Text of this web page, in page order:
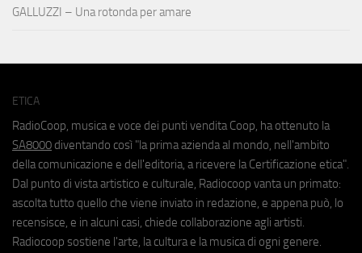
GALLUZZI – Una rotonda per amare
ETICA
RadioCoop, musica e voce dei punti vendita Coop, ha ottenuto la
SA8000 diventando così "la prima azienda al mondo, nell'ambito
della comunicazione e dell'editoria, a ricevere la Certificazione etica".
Dal punto di vista artistico e culturale, Radiocoop vanta un primato:
ascolta tutto quello che viene inviato in redazione, e appena può, lo
recensisce, e in alcuni casi, chiede collaborazione agli artisti.
Radiocoop sostiene l'arte, la cultura e la musica di ogni genere.